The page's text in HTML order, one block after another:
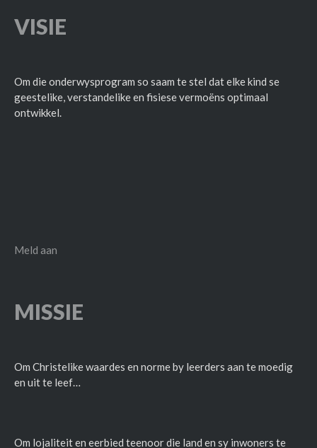
VISIE
Om die onderwysprogram so saam te stel dat elke kind se
geestelike, verstandelike en fisiese vermoëns optimaal
ontwikkel.
Meld aan
MISSIE
Om Christelike waardes en norme by leerders aan te moedig
en uit te leef…
Om lojaliteit en eerbied teenoor die land en sy inwoners te